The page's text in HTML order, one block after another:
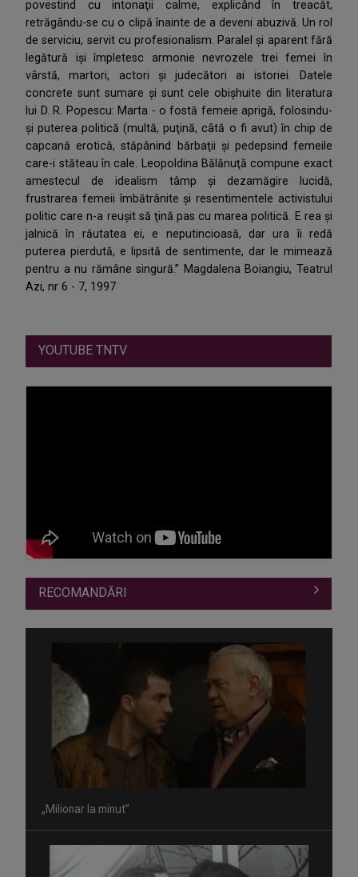
povestind cu intonaţii calme, explicând în treacăt,
retrăgându-se cu o clipă înainte de a deveni abuzivă. Un rol
de serviciu, servit cu profesionalism. Paralel şi aparent fără
legătură işi împletesc armonie nevrozele trei femei în
vârstă, martori, actori şi judecători ai istoriei. Datele
concrete sunt sumare şi sunt cele obişhuite din literatura
lui D. R. Popescu: Marta - o fostă femeie aprigă, folosindu-
şi puterea politică (multă, puţină, câtă o fi avut) în chip de
capcană erotică, stăpânind bărbaţii şi pedepsind femeile
care-i stăteau în cale. Leopoldina Bălănuţă compune exact
amestecul de idealism tâmp şi dezamăgire lucidă,
frustrarea femeii îmbătrânite şi resentimentele activistului
politic care n-a reuşit să ţină pas cu marea politică. E rea şi
jalnică în răutatea ei, e neputincioasă, dar ura îi redă
puterea pierdută, e lipsită de sentimente, dar le mimează
pentru a nu rămâne singură.” Magdalena Boiangiu, Teatrul
Azi, nr 6 - 7, 1997
YOUTUBE TNTV
RECOMANDĂRI
„Milionar la minut”